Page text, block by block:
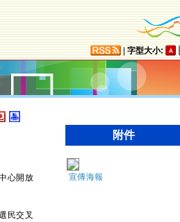
字型大小:
心開放
民交叉
附件
宣傳海報